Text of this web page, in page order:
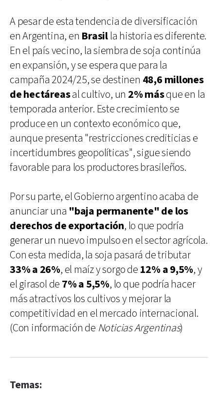
A pesar de esta tendencia de diversificación
en Argentina, en Brasilla historia es diferente.
En el país vecino, la siembra de soja continúa
en expansión, y se espera que para la
campaña 2024/25, se destinen 48,6 millones
de hectáreasal cultivo, un 2% másque en la
temporada anterior. Este crecimiento se
produce en un contexto económico que,
aunque presenta "restricciones crediticias e
incertidumbres geopolíticas", sigue siendo
favorable para los productores brasileños.
Por su parte, el Gobierno argentino acaba de
anunciar una "baja permanente" de los
derechos de exportación, lo que podría
generar un nuevo impulso en el sector agrícola.
Con esta medida, la soja pasará de tributar
33% a 26%, el maíz y sorgo de 12% a 9,5%, y
el girasol de 7% a 5,5%, lo que podría hacer
más atractivos los cultivos y mejorar la
competitividad en el mercado internacional.
(Con información de Noticias Argentinas)
Temas: